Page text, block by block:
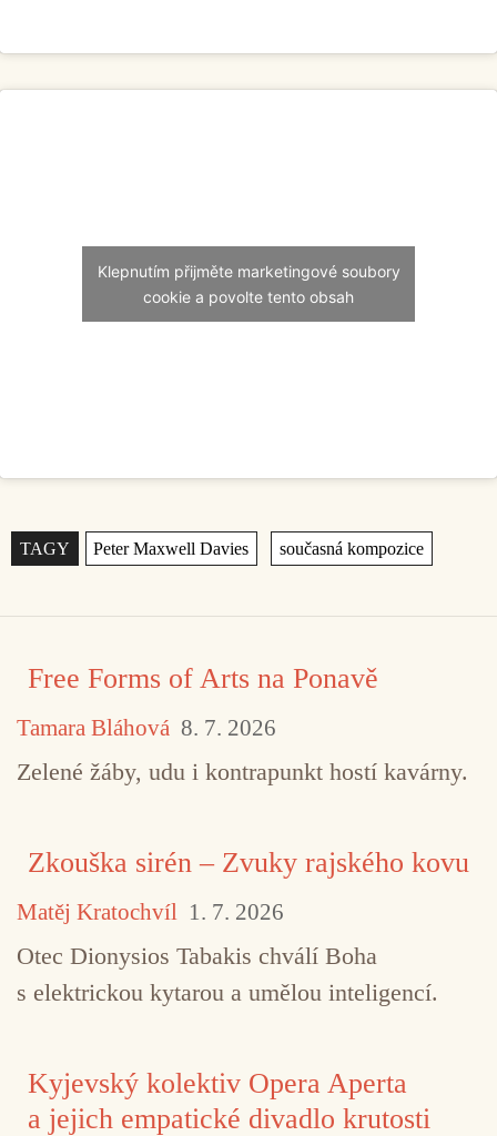
Klepnutím přijměte marketingové soubory
cookie a povolte tento obsah
TAGY
Štítky
Peter Maxwell Davies současná
Free Forms of Arts na Ponavě
Tamara Bláhová 8. 7. 2026
Zelené žáby, udu i kontrapunkt hostí kavárny.
Zkouška sirén – Zvuky rajského kovu
Matěj Kratochvíl 1. 7. 2026
Otec Dionysios Tabakis chválí Boha
s elektrickou kytarou a umělou inteligencí.
Kyjevský kolektiv Opera Aperta
a jejich empatické divadlo krutosti